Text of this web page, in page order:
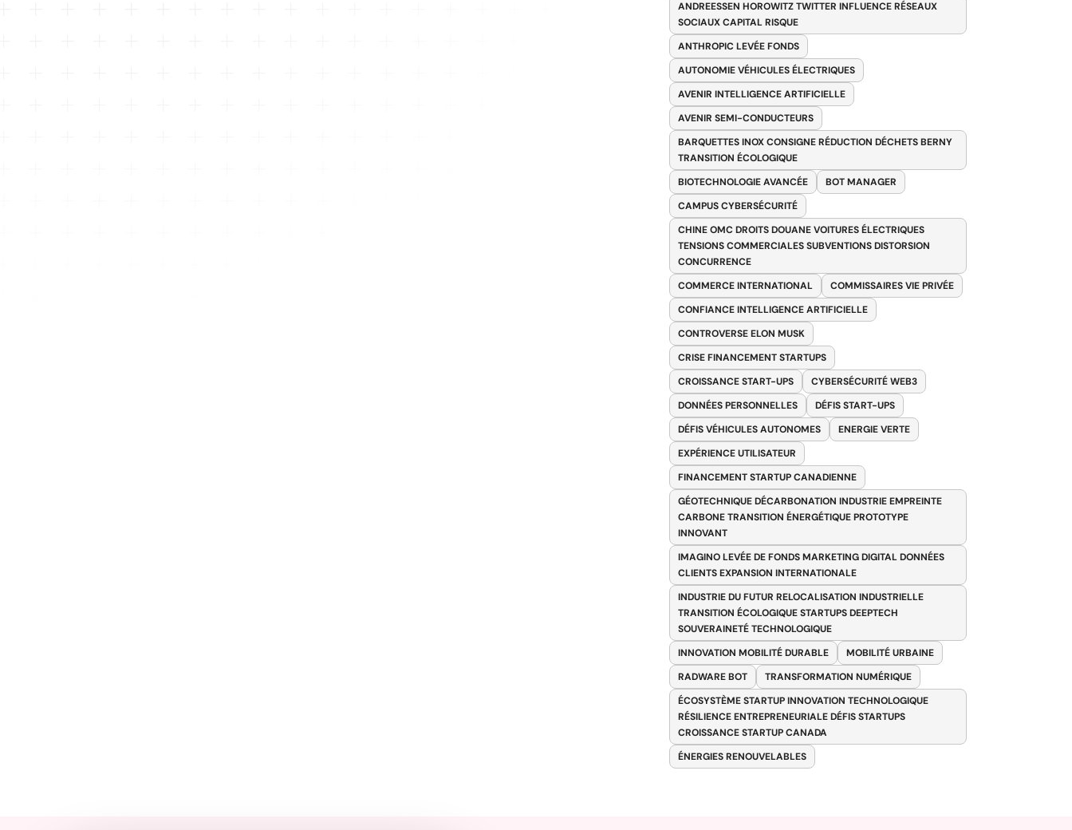
ANDREESSEN HOROWITZ TWITTER INFLUENCE RÉSEAUX
SOCIAUX CAPITAL RISQUE
ANTHROPIC LEVÉE FONDS
AUTONOMIE VÉHICULES ÉLECTRIQUES
AVENIR INTELLIGENCE ARTIFICIELLE
AVENIR SEMI-CONDUCTEURS
BARQUETTES INOX CONSIGNE RÉDUCTION DÉCHETS BERNY
TRANSITION ÉCOLOGIQUE
BIOTECHNOLOGIE AVANCÉE
BOT MANAGER
CAMPUS CYBERSÉCURITÉ
CHINE OMC DROITS DOUANE VOITURES ÉLECTRIQUES
TENSIONS COMMERCIALES SUBVENTIONS DISTORSION
CONCURRENCE
COMMERCE INTERNATIONAL
COMMISSAIRES VIE PRIVÉE
CONFIANCE INTELLIGENCE ARTIFICIELLE
CONTROVERSE ELON MUSK
CRISE FINANCEMENT STARTUPS
CROISSANCE START-UPS
CYBERSÉCURITÉ WEB3
DONNÉES PERSONNELLES
DÉFIS START-UPS
DÉFIS VÉHICULES AUTONOMES
ENERGIE VERTE
EXPÉRIENCE UTILISATEUR
FINANCEMENT STARTUP CANADIENNE
GÉOTECHNIQUE DÉCARBONATION INDUSTRIE EMPREINTE
CARBONE TRANSITION ÉNERGÉTIQUE PROTOTYPE
INNOVANT
IMAGINO LEVÉE DE FONDS MARKETING DIGITAL DONNÉES
CLIENTS EXPANSION INTERNATIONALE
INDUSTRIE DU FUTUR RELOCALISATION INDUSTRIELLE
TRANSITION ÉCOLOGIQUE STARTUPS DEEPTECH
SOUVERAINETÉ TECHNOLOGIQUE
INNOVATION MOBILITÉ DURABLE
MOBILITÉ URBAINE
RADWARE BOT
TRANSFORMATION NUMÉRIQUE
ÉCOSYSTÈME STARTUP INNOVATION TECHNOLOGIQUE
RÉSILIENCE ENTREPRENEURIALE DÉFIS STARTUPS
CROISSANCE STARTUP CANADA
ÉNERGIES RENOUVELABLES